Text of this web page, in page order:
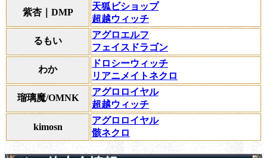
紫杏｜DMP
天狐ビショップ
超越ウィッチ
るもい
アグロエルフ
フェイスドラゴン
わか
ドロシーウィッチ
リアニメイトネクロ
瑠璃魔/OMNK
アグロロイヤル
超越ウィッチ
kimosn
アグロロイヤル
骸ネクロ